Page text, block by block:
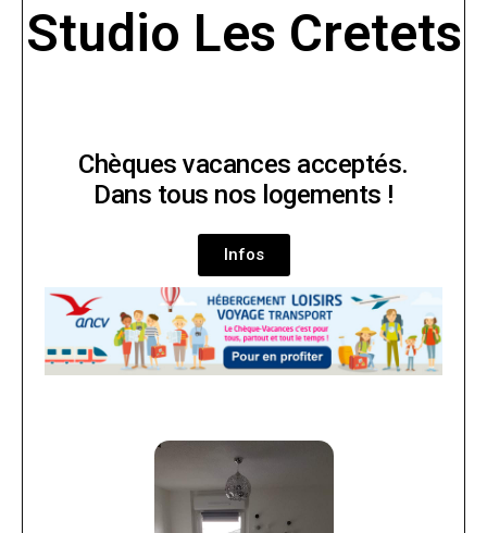
Studio Les Cretets
Chèques vacances acceptés.
Dans tous nos logements !
Infos